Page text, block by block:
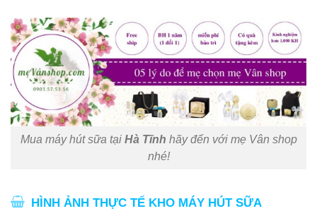
Mua máy hút sữa tại Hà Tĩnh hãy đến với mẹ Vân shop
nhé!
HÌNH ẢNH THỰC TẾ KHO MÁY HÚT SỮA